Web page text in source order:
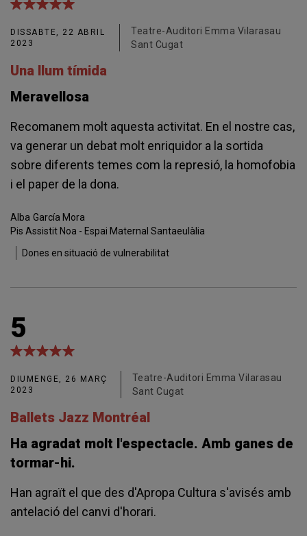
DISSABTE, 22 ABRIL
2023
Teatre-Auditori Emma Vilarasau
Sant Cugat
Una llum tímida
Meravellosa
Recomanem molt aquesta activitat. En el nostre cas,
va generar un debat molt enriquidor a la sortida
sobre diferents temes com la represió, la homofobia
i el paper de la dona.
Alba García Mora
Pis Assistit Noa - Espai Maternal Santaeulàlia
Dones en situació de vulnerabilitat
5
DIUMENGE, 26 MARÇ
2023
Teatre-Auditori Emma Vilarasau
Sant Cugat
Ballets Jazz Montréal
Ha agradat molt l'espectacle. Amb ganes de
tormar-hi.
Han agraït el que des d'Apropa Cultura s'avisés amb
antelació del canvi d'horari.